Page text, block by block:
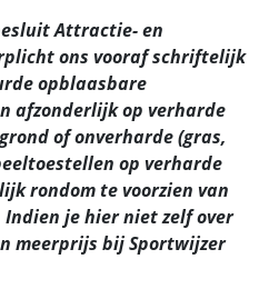
Attractie- en
ons vooraf schriftelijk
opblaasbare
afzonderlijk op verharde
of onverharde (gras,
op verharde
rondom te voorzien van
Indien je hier niet zelf over
meerprijs bij Sportwijzer